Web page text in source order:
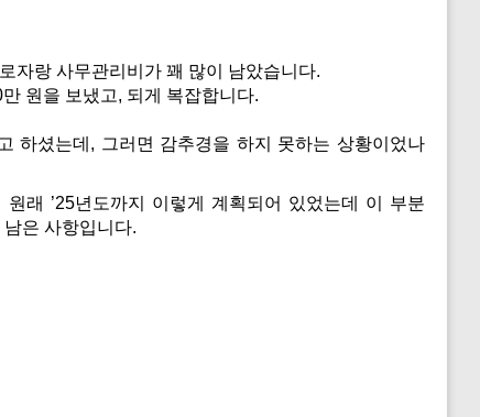
자랑 사무관리비가 꽤 많이 남았습니다.
원을 보냈고, 되게 복잡합니다.
하셨는데, 그러면 감추경을 하지 못하는 상황이었나
래 ’25년도까지 이렇게 계획되어 있었는데 이 부분
은 사항입니다.